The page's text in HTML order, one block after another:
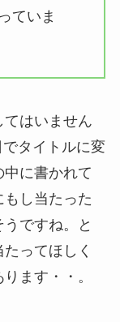
ていま
はいません
タイトルに変
に書かれて
し当たった
ですね。と
ってほしく
ます・・。